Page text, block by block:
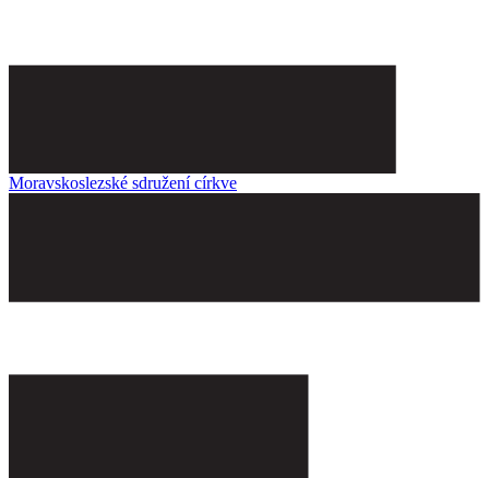
Moravskoslezské sdružení církve